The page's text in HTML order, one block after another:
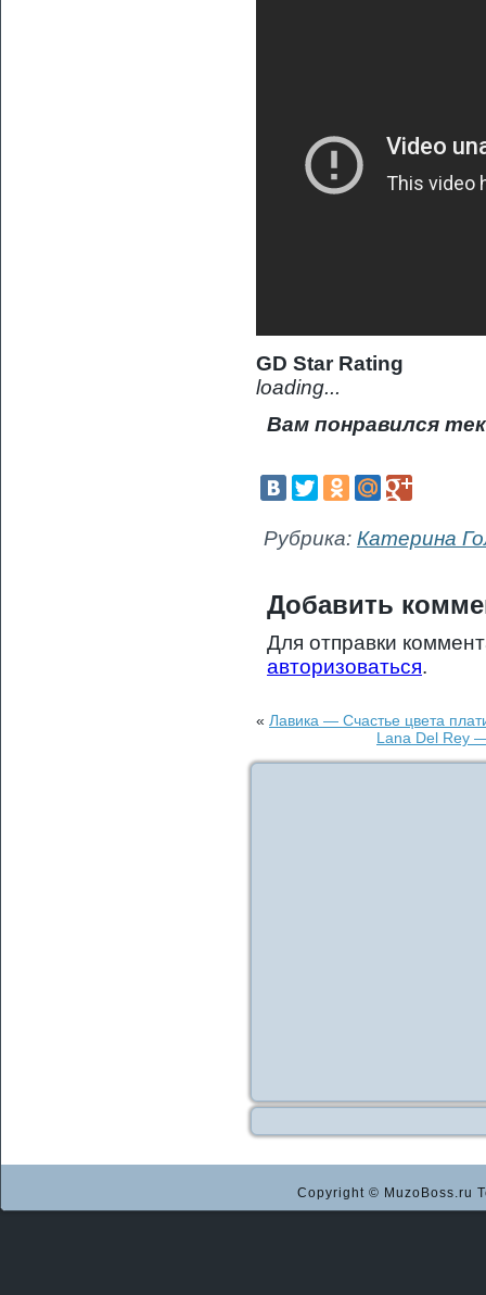
GD Star Rating
loading...
Вам понравился
Рубрика: Катерина
Добавить
Для отправки
авторизоваться.
« Лавика — Счастье цвета
Lana Del Rey
Copyright © MuzoBoss.ru